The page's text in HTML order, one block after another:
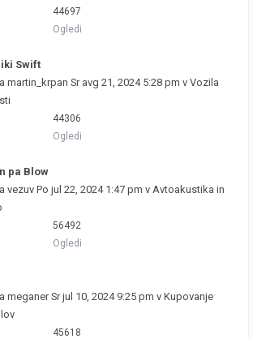
44697
Ogledi
Swift
martin_krpan Sr avg 21, 2024 5:28 pm v Vozila
44306
Ogledi
pa Blow
vezuv Po jul 22, 2024 1:47 pm v Avtoakustika in
56492
Ogledi
meganerSr jul 10, 2024 9:25 pm v Kupovanje
45618